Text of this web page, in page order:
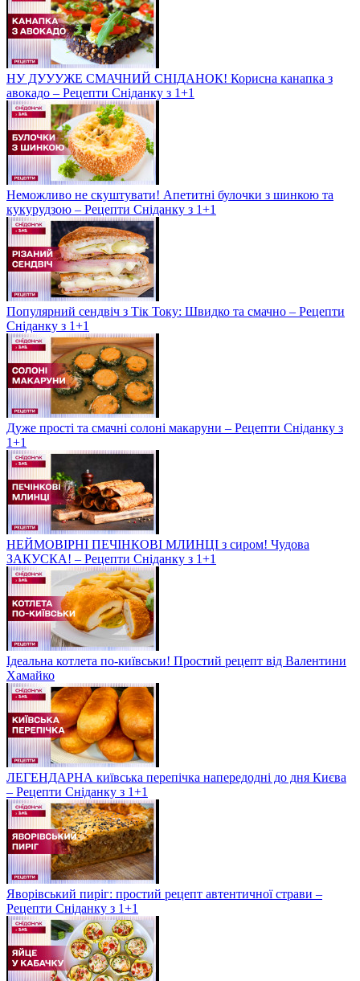
НУ ДУУУЖЕ СМАЧНИЙ СНІДАНОК! Корисна канапка з
авокадо – Рецепти Сніданку з 1+1
Неможливо не скуштувати! Апетитні булочки з шинкою та
кукурудзою – Рецепти Сніданку з 1+1
Популярний сендвіч з Тік Току: Швидко та смачно – Рецепти
Сніданку з 1+1
Дуже прості та смачні солоні макаруни – Рецепти Сніданку з
1+1
НЕЙМОВІРНІ ПЕЧІНКОВІ МЛИНЦІ з сиром! Чудова
ЗАКУСКА! – Рецепти Сніданку з 1+1
Ідеальна котлета по-київськи! Простий рецепт від Валентини
Хамайко
ЛЕГЕНДАРНА київська перепічка напередодні до дня Києва
– Рецепти Сніданку з 1+1
Яворівський пиріг: простий рецепт автентичної страви –
Рецепти Сніданку з 1+1